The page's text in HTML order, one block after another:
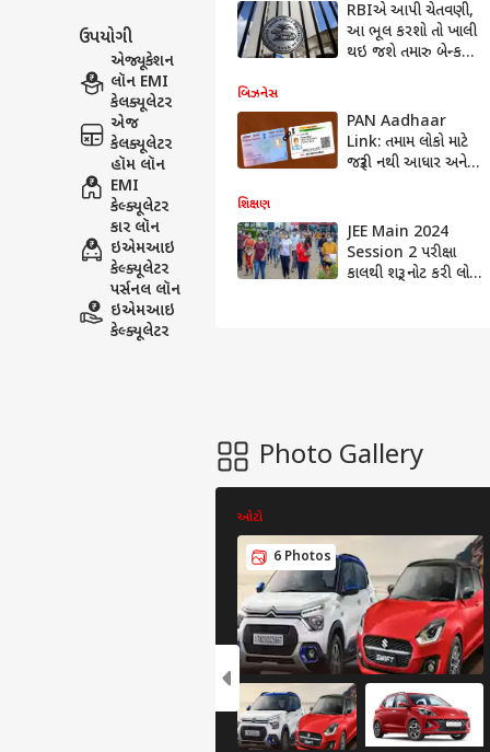
ઉપયોગી
એજ્યૂકેશન
લૉન EMI
કેલક્યૂલેટર
એજ
કેલક્યૂલેટર
હૉમ લૉન
EMI
કેલ્ક્યૂલેટર
કાર લૉન
ઇએમઆઇ
કેલ્ક્યૂલેટર
પર્સનલ લૉન
ઇએમઆઇ
કેલ્ક્યૂલેટર
RBIએ આપી ચેતવણી,
આ ભૂલ કરશો તો ખાલી
થઇ જશે તમારુ બેન્ક
બિઝનેસ
PAN Aadhaar
Link: તમામ લોકો માટે
જરૂરી નથી આધાર અને
શિક્ષણ
JEE Main 2024
Session 2 પરીક્ષા
કાલથી શરૂ, નોટ કરી લો
Photo Gallery
ઓટો
6 Photos